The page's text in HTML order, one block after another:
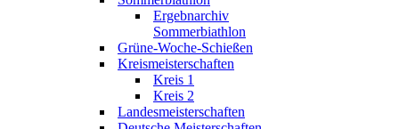
Ergebnarchiv
Sommerbiathlon
Grüne-Woche-Schießen
Kreismeisterschaften
Kreis 1
Kreis 2
Landesmeisterschaften